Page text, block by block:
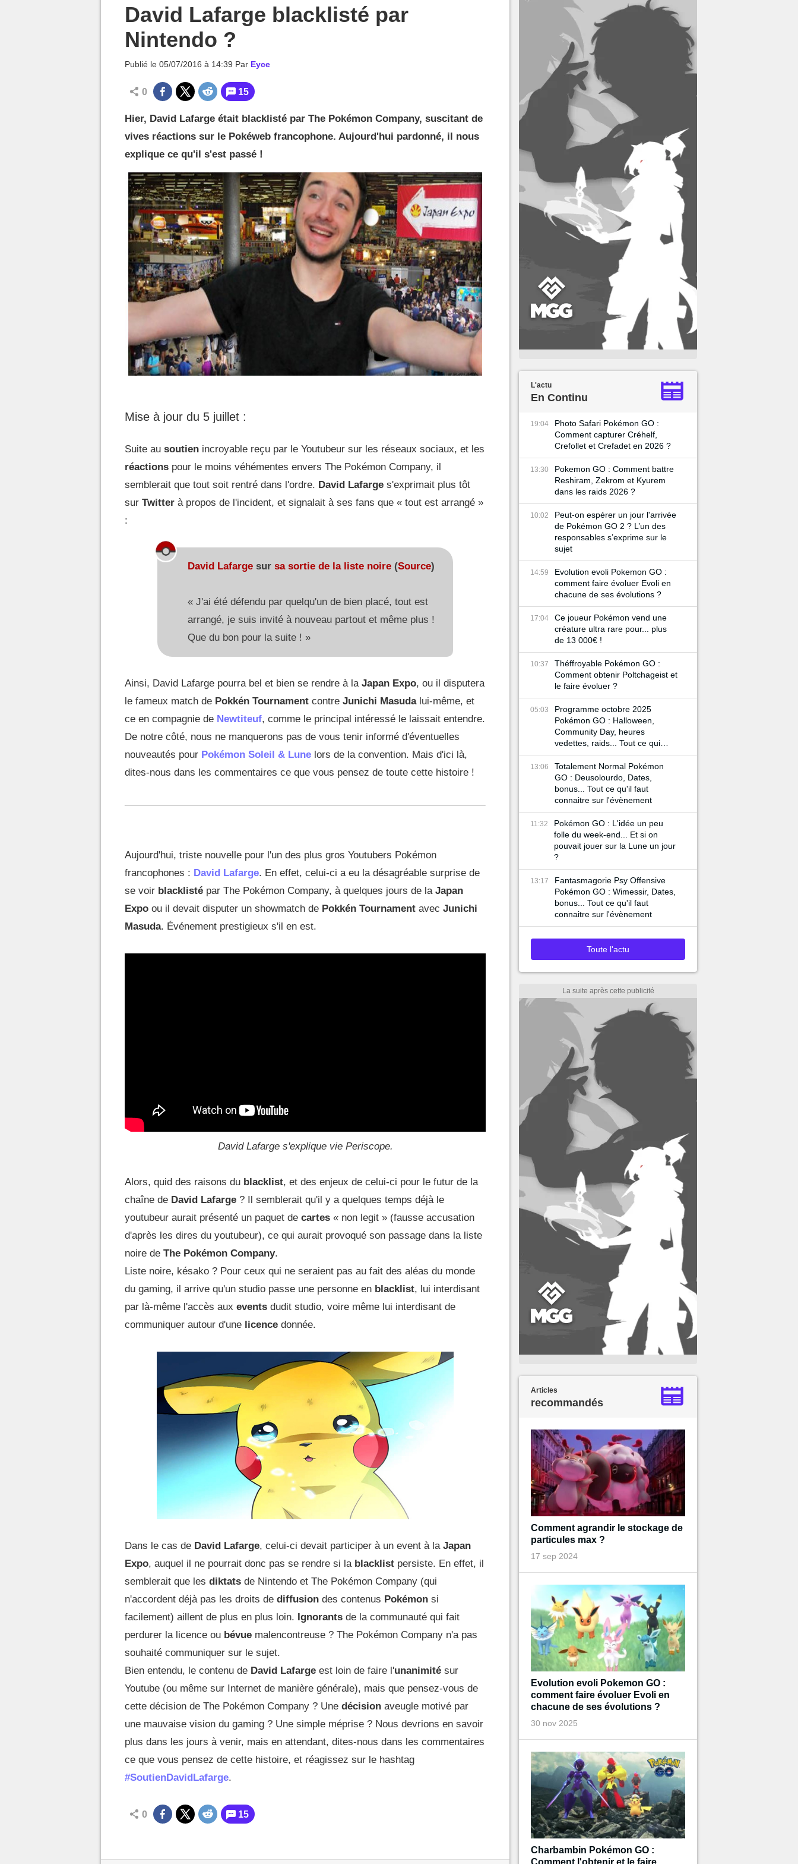
David Lafarge blacklisté par
Nintendo ?
Publié le 05/07/2016 à 14:39 Par Eyce
0 15
Hier, David Lafarge était blacklisté par The Pokémon Company, suscitant de
vives réactions sur le Pokéweb francophone. Aujourd'hui pardonné, il nous
explique ce qu'il s'est passé !
Mise à jour du 5 juillet :
Suite au soutien incroyable reçu par le Youtubeur sur les réseaux sociaux, et les
réactions pour le moins véhémentes envers The Pokémon Company, il
semblerait que tout soit rentré dans l'ordre. David Lafarge s'exprimait plus tôt
sur Twitter à propos de l'incident, et signalait à ses fans que « tout est arrangé »
:
David Lafargesur sa sortie de la liste noire(Source)
« J'ai été défendu par quelqu'un de bien placé, tout est
arrangé, je suis invité à nouveau partout et même plus !
Que du bon pour la suite ! »
Ainsi, David Lafarge pourra bel et bien se rendre à la Japan Expo, ou il disputera
le fameux match de Pokkén Tournament contre Junichi Masudalui-même, et
ce en compagnie de Newtiteuf, comme le principal intéressé le laissait entendre.
De notre côté, nous ne manquerons pas de vous tenir informé d'éventuelles
nouveautés pour Pokémon Soleil & Lune lors de la convention. Mais d'ici là,
dites-nous dans les commentaires ce que vous pensez de toute cette histoire !
Aujourd'hui, triste nouvelle pour l'un des plus gros Youtubers Pokémon
francophones : David Lafarge. En effet, celui-ci a eu la désagréable surprise de
se voir blacklisté par The Pokémon Company, à quelques jours de la Japan
Expo ou il devait disputer un showmatch de Pokkén Tournament avec Junichi
Masuda. Événement prestigieux s'il en est.
David Lafarge s'explique vie Periscope.
Alors, quid des raisons du blacklist, et des enjeux de celui-ci pour le futur de la
chaîne de David Lafarge ? Il semblerait qu'il y a quelques temps déjà le
youtubeur aurait présenté un paquet de cartes « non legit » (fausse accusation
d'après les dires du youtubeur), ce qui aurait provoqué son passage dans la liste
noire de The Pokémon Company.
Liste noire, késako ? Pour ceux qui ne seraient pas au fait des aléas du monde
du gaming, il arrive qu'un studio passe une personne en blacklist, lui interdisant
par là-même l'accès aux events dudit studio, voire même lui interdisant de
communiquer autour d'une licence donnée.
Dans le cas de David Lafarge, celui-ci devait participer à un event à la Japan
Expo, auquel il ne pourrait donc pas se rendre si la blacklist persiste. En effet, il
semblerait que les diktats de Nintendo et The Pokémon Company (qui
n'accordent déjà pas les droits de diffusion des contenus Pokémon si
facilement) aillent de plus en plus loin. Ignorants de la communauté qui fait
perdurer la licence ou bévue malencontreuse ? The Pokémon Company n'a pas
souhaité communiquer sur le sujet.
Bien entendu, le contenu de David Lafarge est loin de faire l'unanimité sur
Youtube (ou même sur Internet de manière générale), mais que pensez-vous de
cette décision de The Pokémon Company ? Une décision aveugle motivé par
une mauvaise vision du gaming ? Une simple méprise ? Nous devrions en savoir
plus dans les jours à venir, mais en attendant, dites-nous dans les commentaires
ce que vous pensez de cette histoire, et réagissez sur le hashtag
#SoutienDavidLafarge.
0 15
L'actu
En Continu
19:04
Photo Safari Pokémon GO :
Comment capturer Créhelf,
Crefollet et Crefadet en 2026 ?
13:30
Pokemon GO : Comment battre
Reshiram, Zekrom et Kyurem
dans les raids 2026 ?
10:02
Peut-on espérer un jour l'arrivée
de Pokémon GO 2 ? L’un des
responsables s’exprime sur le
sujet
14:59
Evolution evoli Pokemon GO :
comment faire évoluer Evoli en
chacune de ses évolutions ?
17:04
Ce joueur Pokémon vend une
créature ultra rare pour... plus
de 13 000€ !
10:37
Théffroyable Pokémon GO :
Comment obtenir Poltchageist et
le faire évoluer ?
05:03
Programme octobre 2025
Pokémon GO : Halloween,
Community Day, heures
vedettes, raids... Tout ce qui
vous attend durant ce mois !
13:06
Totalement Normal Pokémon
GO : Deusolourdo, Dates,
bonus... Tout ce qu'il faut
connaitre sur l'évènement
11:32
Pokémon GO : L'idée un peu
folle du week-end... Et si on
pouvait jouer sur la Lune un jour
?
13:17
Fantasmagorie Psy Offensive
Pokémon GO : Wimessir, Dates,
bonus... Tout ce qu'il faut
connaitre sur l'évènement
Toute l'actu
Articles
recommandés
Comment agrandir le stockage de
particules max ?
17 sep 2024
Evolution evoli Pokemon GO :
comment faire évoluer Evoli en
chacune de ses évolutions ?
30 nov 2025
Charbambin Pokémon GO :
Comment l'obtenir et le faire